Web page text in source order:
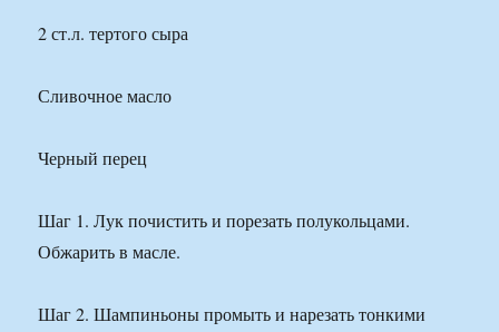
2 ст.л. тертого сыра
Сливочное масло
Черный перец
Шаг 1. Лук почистить и порезать полукольцами.
Обжарить в масле.
Шаг 2. Шампиньоны промыть и нарезать тонкими